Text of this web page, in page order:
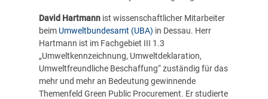
David Hartmannist wissenschaftlicher Mitarbeiter
beim Umweltbundesamt (UBA) in Dessau. Herr
Hartmann ist im Fachgebiet III 1.3
„Umweltkennzeichnung, Umweltdeklaration,
Umweltfreundliche Beschaffung“ zuständig für das
mehr und mehr an Bedeutung gewinnende
Themenfeld Green Public Procurement. Er studierte